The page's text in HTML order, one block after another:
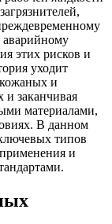
этих рисков и
уходит
и
и заканчивая
материалами,
В данном
типов
и